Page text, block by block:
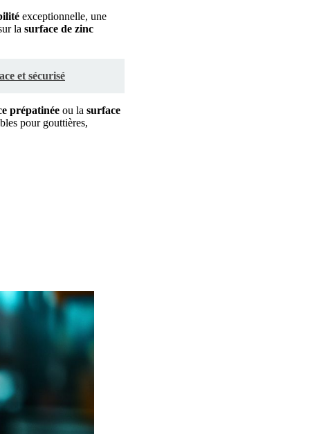
exceptionnelle, une
la surface de zinc
et sécurisé
prépatinée ou la surface
pour gouttières,